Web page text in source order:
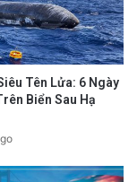
Tên Lửa: 6 Ngày
Biển Sau Hạ